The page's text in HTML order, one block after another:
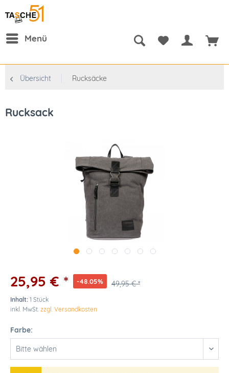
Menü
Übersicht Rucksäcke
Rucksack
25,95 € * -48.05% 49,95 € *
Inhalt: 1 Stück
inkl. MwSt. zzgl. Versandkosten
Farbe: